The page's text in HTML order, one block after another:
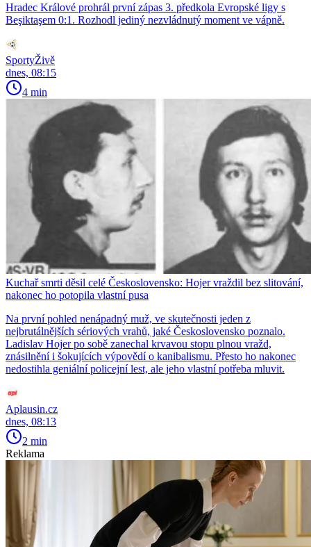
Hradec Králové prohrál první zápas 3. předkola Evropské ligy s
Beşiktaşem 0:1. Rozhodl jediný nezvládnutý moment ve vápně.
SportyŽivě
dnes, 08:15
4 min
Kuchař smrti děsil celé Československo: Hojer vraždil bez slitování,
nakonec ho potopila vlastní pusa
Na první pohled nenápadný muž, ve skutečnosti jeden z
nejbrutálnějších sériových vrahů, jaké Československo poznalo.
Ladislav Hojer po sobě zanechal krvavou stopu plnou vražd,
znásilnění i šokujících výpovědí o kanibalismu. Přesto ho nakonec
nedostihla geniální policejní lest, ale jeho vlastní potřeba mluvit.
Aplausin.cz
dnes, 08:13
2 min
Reklama